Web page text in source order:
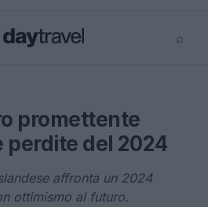
⌕
promettente
perdite del 2024
affronta un 2024
ottimismo al futuro.